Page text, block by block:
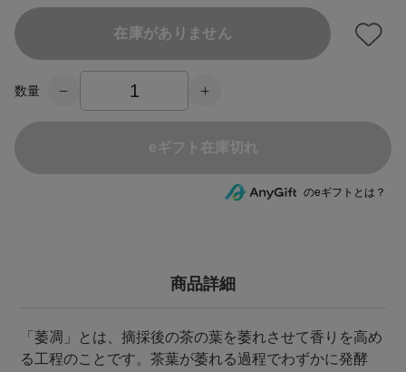
数量
在庫がありません
eギフト在庫切れ
のeギフトとは？
商品詳細
「萎凋」とは、摘採後の茶の葉を萎れさせて香りを高め
る工程のことです。茶葉が萎れる過程でわずかに発酵